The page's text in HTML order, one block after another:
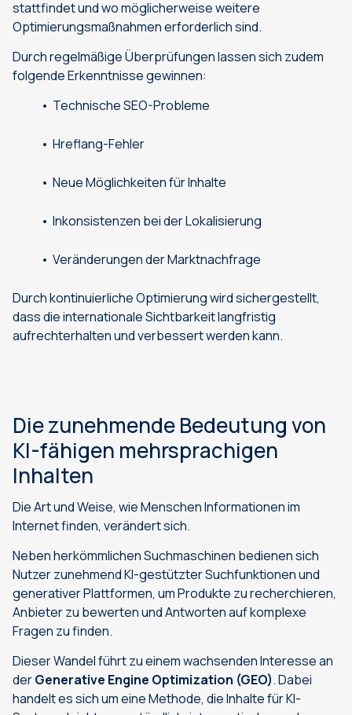
stattfindet und wo möglicherweise weitere
Optimierungsmaßnahmen erforderlich sind.
Durch regelmäßige Überprüfungen lassen sich zudem
folgende Erkenntnisse gewinnen:
Technische SEO-Probleme
Hreflang-Fehler
Neue Möglichkeiten für Inhalte
Inkonsistenzen bei der Lokalisierung
Veränderungen der Marktnachfrage
Durch kontinuierliche Optimierung wird sichergestellt,
dass die internationale Sichtbarkeit langfristig
aufrechterhalten und verbessert werden kann.
Die zunehmende Bedeutung von
KI-fähigen mehrsprachigen
Inhalten
Die Art und Weise, wie Menschen Informationen im
Internet finden, verändert sich.
Neben herkömmlichen Suchmaschinen bedienen sich
Nutzer zunehmend KI-gestützter Suchfunktionen und
generativer Plattformen, um Produkte zu recherchieren,
Anbieter zu bewerten und Antworten auf komplexe
Fragen zu finden.
Dieser Wandel führt zu einem wachsenden Interesse an
derGenerative Engine Optimization (GEO). Dabei
handelt es sich um eine Methode, die Inhalte für KI-